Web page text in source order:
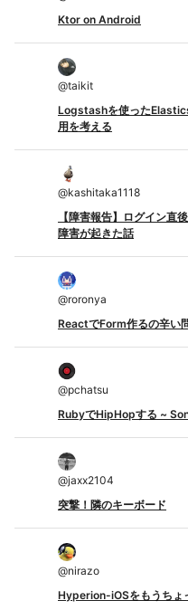
Ktor on Android
@taikit
Logstashを使った
用を考える
@kashitaka1118
【障害報告】ログイン直
障害が起きた話
@roronya
ReactでForm作るの辛い
@pchatsu
RubyでHipHopする ~
@jaxx2104
突撃！隣のキーボード
@nirazo
Hyperion-iOSをもうちょ